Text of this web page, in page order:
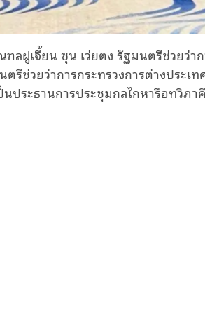
ฝูเจี้ยน ซุน เว่ยตง รัฐมนตรีช่วยว่าก
ตรีช่วยว่าการกระทรวงการต่างประ
ประธานการประชุมกลไกหารือทวิภ